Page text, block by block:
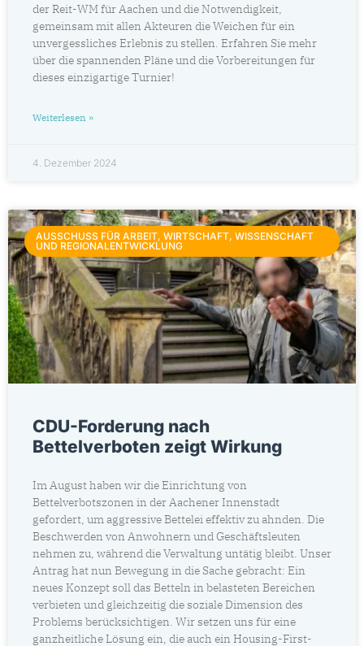
der Reit-WM für Aachen und die Notwendigkeit,
gemeinsam mit allen Akteuren die Weichen für ein
unvergessliches Erlebnis zu stellen. Erfahren Sie mehr
über die spannenden Pläne und die Vorbereitungen für
dieses einzigartige Turnier!
Weiterlesen »
4. Dezember 2024
AUSSCHUSS FÜR ARBEIT, WIRTSCHAFT, WISSENSCHAFT
UND REGIONALENTWICKLUNG
CDU-Forderung nach
Bettelverboten zeigt Wirkung
Im August haben wir die Einrichtung von
Bettelverbotszonen in der Aachener Innenstadt
gefordert, um aggressive Bettelei effektiv zu ahnden. Die
Beschwerden von Anwohnern und Geschäftsleuten
nehmen zu, während die Verwaltung untätig bleibt. Unser
Antrag hat nun Bewegung in die Sache gebracht: Ein
neues Konzept soll das Betteln in belasteten Bereichen
verbieten und gleichzeitig die soziale Dimension des
Problems berücksichtigen. Wir setzen uns für eine
ganzheitliche Lösung ein, die auch ein Housing-First-